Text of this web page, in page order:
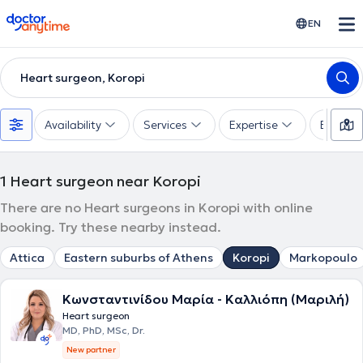
doctoranytime EN
Heart surgeon, Koropi
Availability Services Expertise
1 Heart surgeon near Koropi
There are no Heart surgeons in Koropi with online
booking. Try these nearby instead.
Attica Eastern suburbs of Athens Koropi Markopoulo
Κωνσταντινίδου Μαρία - Καλλιόπη (Μαριλή)
Heart surgeon
MD, PhD, MSc, Dr.
New partner